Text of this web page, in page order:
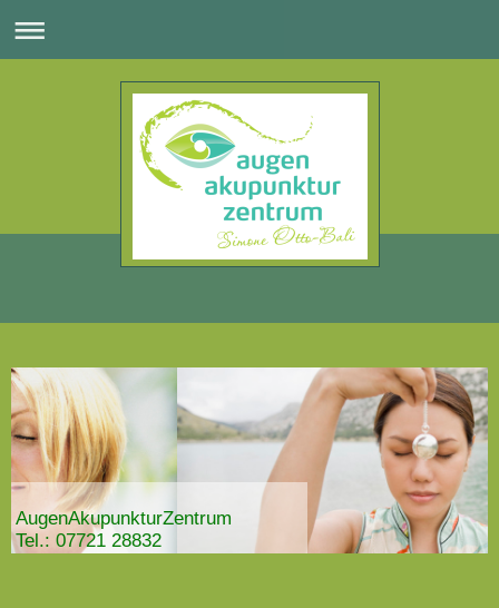
AugenAkupunkturZentrum
Tel.: 07721 28832